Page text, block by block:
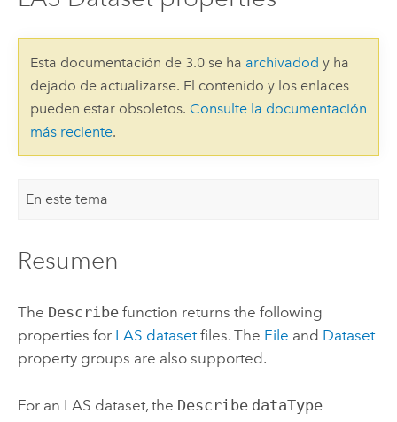
Esta documentación de 3.0 se ha archivadod y ha
dejado de actualizarse. El contenido y los enlaces
pueden estar obsoletos. Consulte la documentación
más reciente.
En este tema
Resumen
The Describefunction returns the following
properties for LAS datasetfiles. The File and Dataset
property groups are also supported.
For an LAS dataset, the Describe dataType